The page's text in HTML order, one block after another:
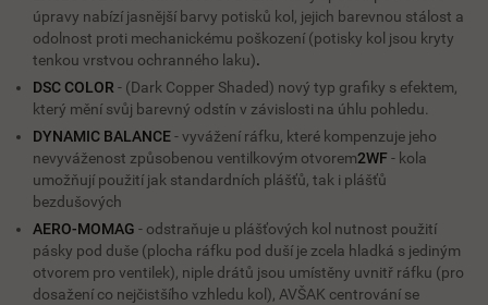
úpravy nabízí jasnější barvy potisků kol, jejich barevnou stálost a
odolnost proti mechanickému poškození (potisky kol jsou kryty
tenkou vrstvou ochranného laku).
DSC COLOR - (Dark Copper Shaded) nový typ grafiky s efektem,
který mění svůj barevný odstín v závislosti na úhlu pohledu.
DYNAMIC BALANCE- vyvážení ráfku, které kompenzuje jeho
nevyváženost způsobenou ventilkovým otvorem2WF- kola
umožňují použití jak standardních plášťů, tak i plášťů
bezdušových
AERO-MOMAG - odstraňuje u plášťových kol nutnost použití
pásky pod duše (plocha ráfku pod duší je zcela hladká s jediným
otvorem pro ventilek), niple drátů jsou umístěny uvnitř ráfku (pro
dosažení co nejčistšího vzhledu kol), AVŠAK centrování se